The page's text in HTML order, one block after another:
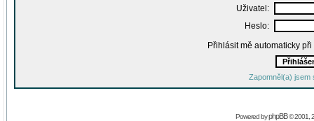
Uživatel:
Heslo:
Přihlásit mě automaticky
Zapomněl(a) jsem
Powered byphpBB© 2001,